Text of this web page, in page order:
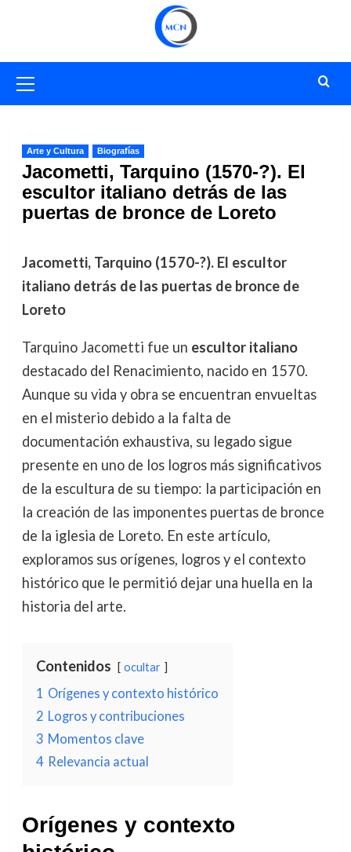
primario
Arte y Cultura Biografías
Jacometti, Tarquino (1570-?). El
escultor italiano detrás de las
puertas de bronce de Loreto
Jacometti, Tarquino (1570-?). El escultor
italiano detrás de las puertas de bronce de
Loreto
Tarquino Jacometti fue un escultor italiano
destacado del Renacimiento, nacido en 1570.
Aunque su vida y obra se encuentran envueltas
en el misterio debido a la falta de
documentación exhaustiva, su legado sigue
presente en uno de los logros más significativos
de la escultura de su tiempo: la participación en
la creación de las imponentes puertas de bronce
de la iglesia de Loreto. En este artículo,
exploramos sus orígenes, logros y el contexto
histórico que le permitió dejar una huella en la
historia del arte.
Contenidos ocultar
1 Orígenes y contexto histórico
2 Logros y contribuciones
3 Momentos clave
4 Relevancia actual
Orígenes y contexto